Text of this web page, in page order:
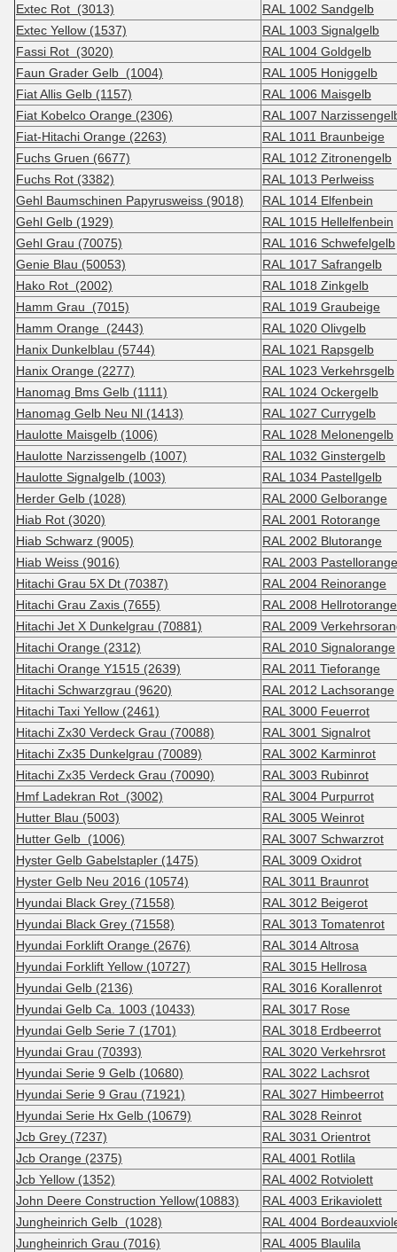
Extec Rot (3013)
RAL 1002 Sandgelb
Extec Yellow (1537)
RAL 1003 Signalgelb
Fassi Rot (3020)
RAL 1004 Goldgelb
Faun Grader Gelb (1004)
RAL 1005 Honiggelb
Fiat Allis Gelb (1157)
RAL 1006 Maisgelb
Fiat Kobelco Orange (2306)
RAL 1007
Fiat-Hitachi Orange (2263)
RAL 1011 Braunbeige
Fuchs Gruen (6677)
RAL 1012 Zitronengelb
Fuchs Rot (3382)
RAL 1013 Perlweiss
Gehl Baumschinen Papyrusweiss (9018)
RAL 1014 Elfenbein
Gehl Gelb (1929)
RAL 1015 Hellelfenbein
Gehl Grau (70075)
RAL 1016 Schwefelgelb
Genie Blau (50053)
RAL 1017 Safrangelb
Hako Rot (2002)
RAL 1018 Zinkgelb
Hamm Grau (7015)
RAL 1019 Graubeige
Hamm Orange (2443)
RAL 1020 Olivgelb
Hanix Dunkelblau (5744)
RAL 1021 Rapsgelb
Hanix Orange (2277)
RAL 1023 Verkehrsgelb
Hanomag Bms Gelb (1111)
RAL 1024 Ockergelb
Hanomag Gelb Neu Nl (1413)
RAL 1027 Currygelb
Haulotte Maisgelb (1006)
RAL 1028 Melonengelb
Haulotte Narzissengelb (1007)
RAL 1032 Ginstergelb
Haulotte Signalgelb (1003)
RAL 1034 Pastellgelb
Herder Gelb (1028)
RAL 2000 Gelborange
Hiab Rot (3020)
RAL 2001 Rotorange
Hiab Schwarz (9005)
RAL 2002 Blutorange
Hiab Weiss (9016)
RAL 2003 Pastellorange
Hitachi Grau 5X Dt (70387)
RAL 2004 Reinorange
Hitachi Grau Zaxis (7655)
RAL 2008 Hellrotorange
Hitachi Jet X Dunkelgrau (70881)
RAL 2009
Hitachi Orange (2312)
RAL 2010 Signalorange
Hitachi Orange Y1515 (2639)
RAL 2011 Tieforange
Hitachi Schwarzgrau (9620)
RAL 2012 Lachsorange
Hitachi Taxi Yellow (2461)
RAL 3000 Feuerrot
Hitachi Zx30 Verdeck Grau (70088)
RAL 3001 Signalrot
Hitachi Zx35 Dunkelgrau (70089)
RAL 3002 Karminrot
Hitachi Zx35 Verdeck Grau (70090)
RAL 3003 Rubinrot
Hmf Ladekran Rot (3002)
RAL 3004 Purpurrot
Hutter Blau (5003)
RAL 3005 Weinrot
Hutter Gelb (1006)
RAL 3007 Schwarzrot
Hyster Gelb Gabelstapler (1475)
RAL 3009 Oxidrot
Hyster Gelb Neu 2016 (10574)
RAL 3011 Braunrot
Hyundai Black Grey (71558)
RAL 3012 Beigerot
Hyundai Black Grey (71558)
RAL 3013 Tomatenrot
Hyundai Forklift Orange (2676)
RAL 3014 Altrosa
Hyundai Forklift Yellow (10727)
RAL 3015 Hellrosa
Hyundai Gelb (2136)
RAL 3016 Korallenrot
Hyundai Gelb Ca. 1003 (10433)
RAL 3017 Rose
Hyundai Gelb Serie 7 (1701)
RAL 3018 Erdbeerrot
Hyundai Grau (70393)
RAL 3020 Verkehrsrot
Hyundai Serie 9 Gelb (10680)
RAL 3022 Lachsrot
Hyundai Serie 9 Grau (71921)
RAL 3027 Himbeerrot
Hyundai Serie Hx Gelb (10679)
RAL 3028 Reinrot
Jcb Grey (7237)
RAL 3031 Orientrot
Jcb Orange (2375)
RAL 4001 Rotlila
Jcb Yellow (1352)
RAL 4002 Rotviolett
John Deere Construction Yellow(10883)
RAL 4003 Erikaviolett
Jungheinrich Gelb (1028)
RAL 4004
Jungheinrich Grau (7016)
RAL 4005 Blaulila